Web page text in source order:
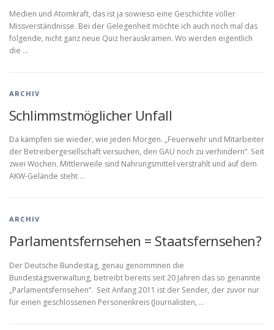
Medien und Atomkraft, das ist ja sowieso eine Geschichte voller
Missverständnisse. Bei der Gelegenheit möchte ich auch noch mal das
folgende, nicht ganz neue Quiz herauskramen. Wo werden eigentlich
die …
ARCHIV
Schlimmstmöglicher Unfall
Da kämpfen sie wieder, wie jeden Morgen. „Feuerwehr und Mitarbeiter
der Betreibergesellschaft versuchen, den GAU noch zu verhindern“. Seit
zwei Wochen. Mittlerweile sind Nahrungsmittel verstrahlt und auf dem
AKW-Gelände steht …
ARCHIV
Parlamentsfernsehen = Staatsfernsehen?
Der Deutsche Bundestag, genau genommnen die
Bundestagsverwaltung, betreibt bereits seit 20 Jahren das so genannte
„Parlamentsfernsehen“. Seit Anfang 2011 ist der Sender, der zuvor nur
für einen geschlossenen Personenkreis (Journalisten, …